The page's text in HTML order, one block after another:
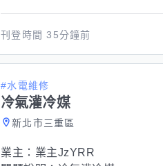
刊登時間35分鐘前
#水電維修
冷氣灌冷媒
新北市三重區
業主： 業主JzYRR